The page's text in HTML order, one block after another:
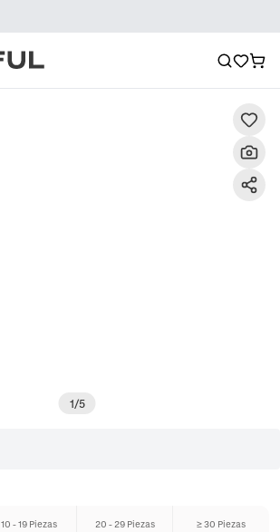
1/5
10 - 19 Piezas 20 - 29 Piezas ≥ 30 Piezas